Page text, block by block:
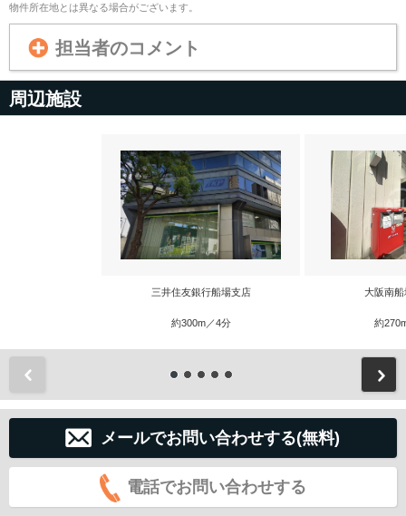
物件所在地とは異なる場合がございます。
担当者のコメント
周辺施設
三井住友銀行船場支店
約300m／4分
大阪南
約
メールでお問い合わせする(無料)
電話でお問い合わせする